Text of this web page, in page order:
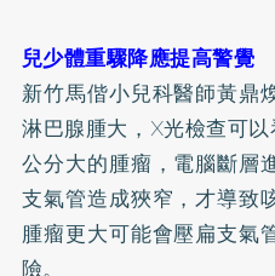
兒少體重驟降應提高警覺
新竹馬偕小兒科醫師黃鼎
淋巴腺腫大，X光檢查可
公分大的腫瘤，電腦斷層
支氣管造成狹窄，才導致
腫瘤更大可能會壓扁支氣
險。